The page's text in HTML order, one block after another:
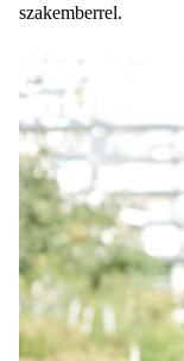
szakemberrel.